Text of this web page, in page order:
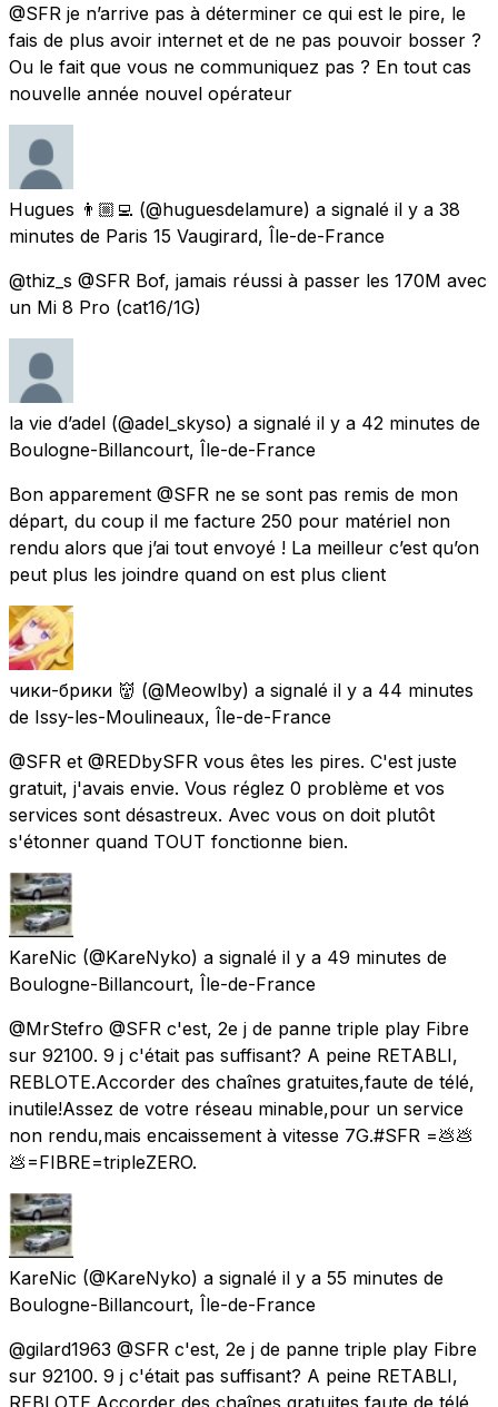
@SFR je n’arrive pas à déterminer ce qui est le pire, le
fais de plus avoir internet et de ne pas pouvoir bosser ?
Ou le fait que vous ne communiquez pas ? En tout cas
nouvelle année nouvel opérateur
Hugues 👨🏼‍💻 (@huguesdelamure) a signalé il y a 38
minutes de Paris 15 Vaugirard, Île-de-France
@thiz_s @SFR Bof, jamais réussi à passer les 170M avec
un Mi 8 Pro (cat16/1G)
la vie d’adel (@adel_skyso) a signalé il y a 42 minutes de
Boulogne-Billancourt, Île-de-France
Bon apparement @SFR ne se sont pas remis de mon
départ, du coup il me facture 250 pour matériel non
rendu alors que j’ai tout envoyé ! La meilleur c’est qu’on
peut plus les joindre quand on est plus client
чики-брики 👹 (@Meowlby) a signalé il y a 44 minutes
de Issy-les-Moulineaux, Île-de-France
@SFR et @REDbySFR vous êtes les pires. C'est juste
gratuit, j'avais envie. Vous réglez 0 problème et vos
services sont désastreux. Avec vous on doit plutôt
s'étonner quand TOUT fonctionne bien.
KareNic (@KareNyko) a signalé il y a 49 minutes de
Boulogne-Billancourt, Île-de-France
@MrStefro @SFR c'est, 2e j de panne triple play Fibre
sur 92100. 9 j c'était pas suffisant? A peine RETABLI,
REBLOTE.Accorder des chaînes gratuites,faute de télé,
inutile!Assez de votre réseau minable,pour un service
non rendu,mais encaissement à vitesse 7G.#SFR =💩💩
💩=FIBRE=tripleZERO.
KareNic (@KareNyko) a signalé il y a 55 minutes de
Boulogne-Billancourt, Île-de-France
@gilard1963 @SFR c'est, 2e j de panne triple play Fibre
sur 92100. 9 j c'était pas suffisant? A peine RETABLI,
REBLOTE.Accorder des chaînes gratuites,faute de télé,